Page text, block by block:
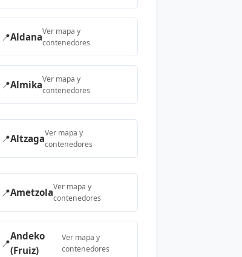
📍AldanaVer mapa y
contenedores
📍AlmikaVer mapa y
contenedores
📍AltzagaVer mapa y
contenedores
📍AmetzolaVer mapa y
contenedores
📍
Andeko
(Fruiz)
Ver mapa y
contenedores